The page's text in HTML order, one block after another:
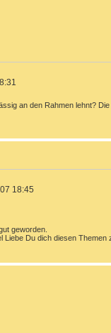
an den Rahmen lehnt?
18:45
geworden.
Liebe Du dich diesen Themen